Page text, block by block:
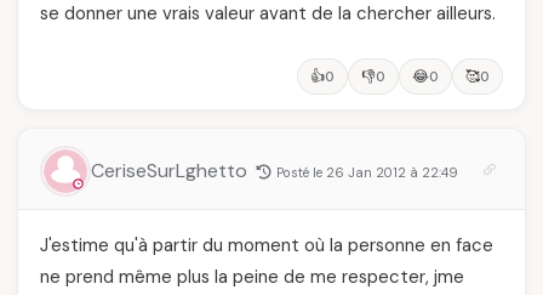
se donner une vrais valeur avant de la chercher ailleurs.
👍0 👎0 😂0 🥰0
CeriseSurLghetto Posté le 26 Jan 2012 à 22:49
J'estime qu'à partir du moment où la personne en face
ne prend même plus la peine de me respecter, jme